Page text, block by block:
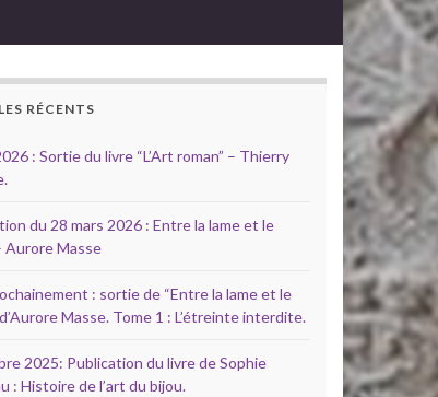
RÉCENTS
: Sortie du livre “L’Art roman” – Thierry
du 28 mars 2026 : Entre la lame et le
Aurore Masse
: sortie de “Entre la lame et le
Masse. Tome 1 : L’étreinte interdite.
2025: Publication du livre de Sophie
: Histoire de l’art du bijou.